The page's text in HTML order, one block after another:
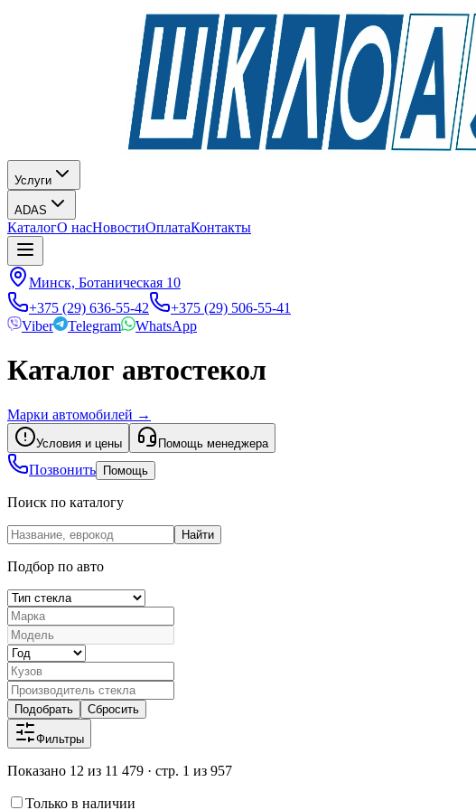
Услуги
ADAS
КаталогО насНовостиОплатаКонтакты
Минск, Ботаническая 10
+375 (29) 636-55-42
+375 (29) 506-55-41
Viber
Telegram WhatsApp
Каталог автостекол
Марки автомобилей →
Условия и цены Помощь менеджера
Позвонить Помощь
Поиск по каталогу
Найти
Подбор по авто
Подобрать Сбросить
Фильтры
Показано 12 из 11 479 · стр. 1 из 957
Только в наличии